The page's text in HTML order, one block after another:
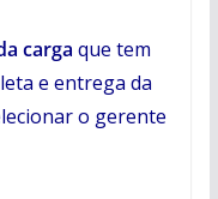
carga que tem
e entrega da
o gerente